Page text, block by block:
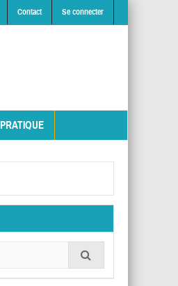
Contact Se connecter
PRATIQUE